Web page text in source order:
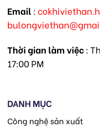
Email:
Thời gian làm việc:
17:00 PM
DANH MỤC
Công nghệ sản xuất